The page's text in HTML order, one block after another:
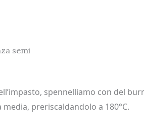
semi
spennelliamo con del
preriscaldandolo a 180°C.